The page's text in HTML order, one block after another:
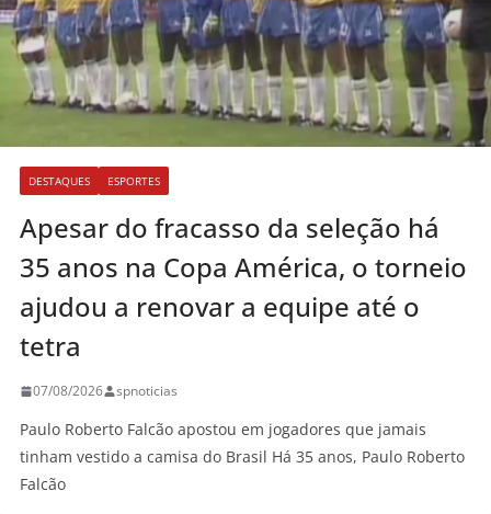
DESTAQUES ESPORTES
Apesar do fracasso da seleção há
35 anos na Copa América, o torneio
ajudou a renovar a equipe até o
tetra
07/08/2026 spnoticias
Paulo Roberto Falcão apostou em jogadores que jamais
tinham vestido a camisa do Brasil Há 35 anos, Paulo Roberto
Falcão